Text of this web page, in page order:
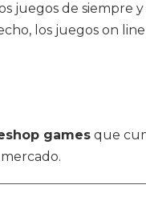
juegos de
los juegos on
games que